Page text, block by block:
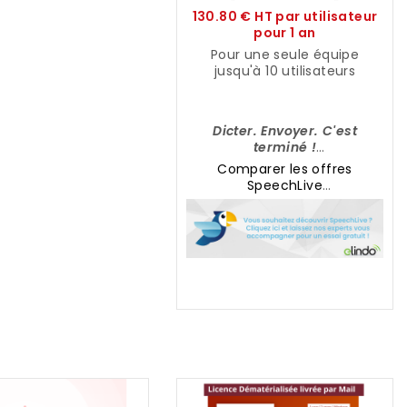
130.80 € HT par utilisateur
pour 1 an
Pour une seule équipe
jusqu'à 10 utilisateurs
Dicter. Envoyer. C'est
terminé !
Dictez de n'importe quel
endroit, n'importe quand
grâce à la dictée dans le
Cloud de PHILIPS !
Comparer les offres
SpeechLive
Compatible :